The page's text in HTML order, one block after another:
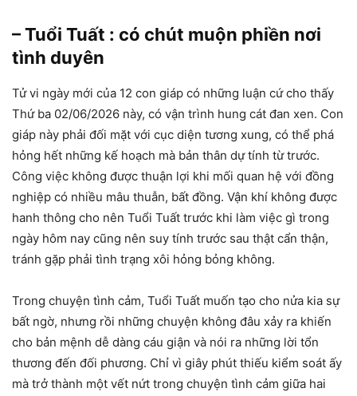
– Tuổi Tuất : có chút muộn phiền nơi
tình duyên
Tử vi ngày mới của 12 con giáp có những luận cứ cho thấy
Thứ ba 02/06/2026 này, có vận trình hung cát đan xen. Con
giáp này phải đối mặt với cục diện tương xung, có thể phá
hỏng hết những kế hoạch mà bản thân dự tính từ trước.
Công việc không được thuận lợi khi mối quan hệ với đồng
nghiệp có nhiều mâu thuẫn, bất đồng. Vận khí không được
hanh thông cho nên Tuổi Tuất trước khi làm việc gì trong
ngày hôm nay cũng nên suy tính trước sau thật cẩn thận,
tránh gặp phải tình trạng xôi hỏng bỏng không.
Trong chuyện tình cảm, Tuổi Tuất muốn tạo cho nửa kia sự
bất ngờ, nhưng rồi những chuyện không đâu xảy ra khiến
cho bản mệnh dễ dàng cáu giận và nói ra những lời tổn
thương đến đối phương. Chỉ vì giây phút thiếu kiểm soát ấy
mà trở thành một vết nứt trong chuyện tình cảm giữa hai